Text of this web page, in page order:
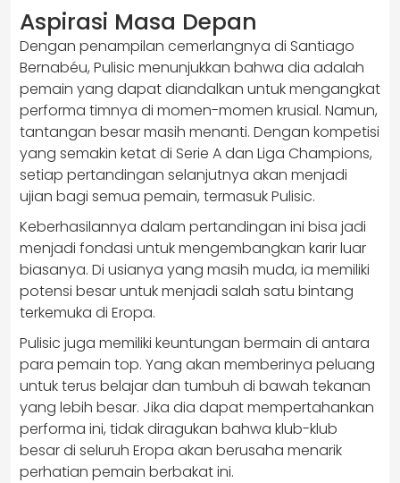
Aspirasi Masa Depan
Dengan penampilan cemerlangnya di Santiago
Bernabéu, Pulisic menunjukkan bahwa dia adalah
pemain yang dapat diandalkan untuk mengangkat
performa timnya di momen-momen krusial. Namun,
tantangan besar masih menanti. Dengan kompetisi
yang semakin ketat di Serie A dan Liga Champions,
setiap pertandingan selanjutnya akan menjadi
ujian bagi semua pemain, termasuk Pulisic.
Keberhasilannya dalam pertandingan ini bisa jadi
menjadi fondasi untuk mengembangkan karir luar
biasanya. Di usianya yang masih muda, ia memiliki
potensi besar untuk menjadi salah satu bintang
terkemuka di Eropa.
Pulisic juga memiliki keuntungan bermain di antara
para pemain top. Yang akan memberinya peluang
untuk terus belajar dan tumbuh di bawah tekanan
yang lebih besar. Jika dia dapat mempertahankan
performa ini, tidak diragukan bahwa klub-klub
besar di seluruh Eropa akan berusaha menarik
perhatian pemain berbakat ini.